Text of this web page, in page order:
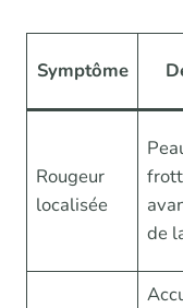
Symptôme
Rougeur
localisée
de